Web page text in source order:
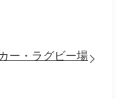
ー・ラグビー場